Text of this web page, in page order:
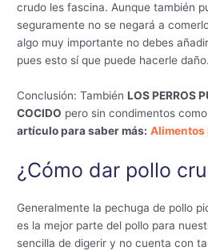
crudo les fascina. Aunque también
seguramente no se negará a
algo muy importante no debes
pues esto sí que puede hacerle daño.
Conclusión: TambiénLOS PERROS
COCIDO pero sin condimentos
artículo para saber más: Alimentos
¿Cómo dar pollo
Generalmente la pechuga de pollo
es la mejor parte del pollo para
sencilla de digerir y no cuenta con